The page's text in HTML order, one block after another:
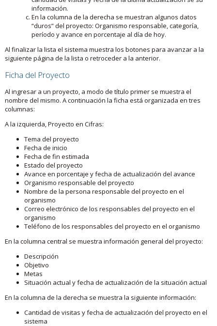
información.
En la columna de la derecha se muestran algunos datos
“duros” del proyecto: Organismo responsable, categoría,
período y avance en porcentaje al día de hoy.
Al finalizar la lista el sistema muestra los botones para avanzar a la
siguiente página de la lista o retroceder a la anterior.
Ficha del Proyecto
Al ingresar a un proyecto, a modo de título primer se muestra el
nombre del mismo. A continuación la ficha está organizada en tres
columnas:
A la izquierda, Proyecto en Cifras:
Tema del proyecto
Fecha de inicio
Fecha de fin estimada
Estado del proyecto
Avance en porcentaje y fecha de actualización del avance
Organismo responsable del proyecto
Nombre de la persona responsable del proyecto en el
organismo
Correo electrónico de los responsables del proyecto en el
organismo
Teléfono de los responsables del proyecto en el organismo
En la columna central se muestra información general del proyecto:
Descripción
Objetivo
Metas
Situación actual y fecha de actualización de la situación actual
En la columna de la derecha se muestra la siguiente información:
Cantidad de visitas y fecha de actualización del proyecto en el
sistema